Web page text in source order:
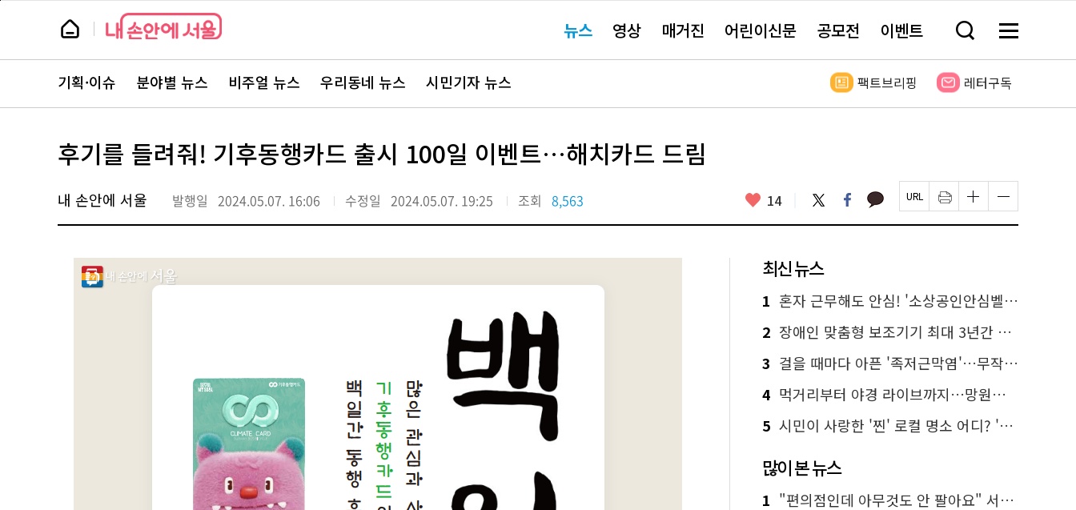
본
뉴
스 요뉴스 영상 매거진 어린이신문 공모전 이벤트 검
창
기
메
전
보
뉴
스
주
서
바
로
기획·이슈 분야별 뉴스 비주얼 뉴스 우리동네 뉴스 시민기자 뉴스 팩트브리핑 레터구독
후기를 들려줘! 기후동행카드 출시 100일 이벤트…해치카드 드림
내 손안에 서울 발행일 2024.05.07. 16:06 수정일 2024.05.07. 19:25 조회 8,563 좋
요
14 트
위
터
페
이
스
카
카 페
이
지
인
쇄
하
글
자
크
하
기
글
자
크
하
기
최신 뉴스
1 혼자 근무해도 안심! '소상공인안심벨' 신청하세요
2 장애인 맞춤형 보조기기 최대 3년간 무상 대여…삶의 질 높인다
3 걸을 때마다 아픈 '족저근막염'…무작정 참지 말고 '이것' 해보세요!
4 먹거리부터 야경 라이브까지…망원한강공원 알짜 코스
5 시민이 사랑한 '찐' 로컬 명소 어디? '서울에디션25' 추천 코스
많이 본 뉴스
1 "편의점인데 아무것도 안 팔아요" 서울에서 가장 특별한 편의점의 정체
페